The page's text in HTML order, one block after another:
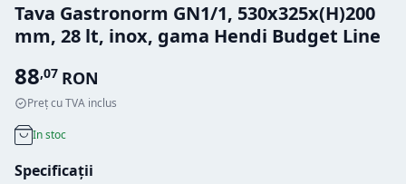
Tava Gastronorm GN1/1, 530x325x(H)200
mm, 28 lt, inox, gama Hendi Budget Line
88,07 RON
Preț cu TVA inclus
In stoc
Specificații